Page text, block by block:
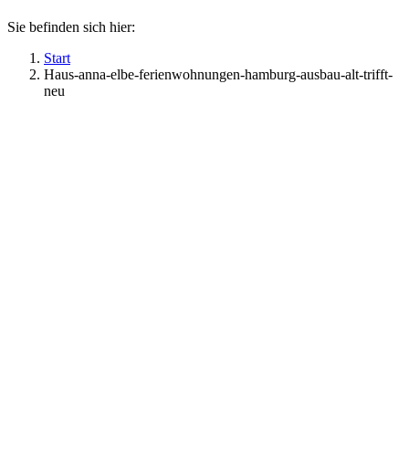
Sie befinden sich hier:
Start
Haus-anna-elbe-ferienwohnungen-hamburg-ausbau-alt-trifft-
neu